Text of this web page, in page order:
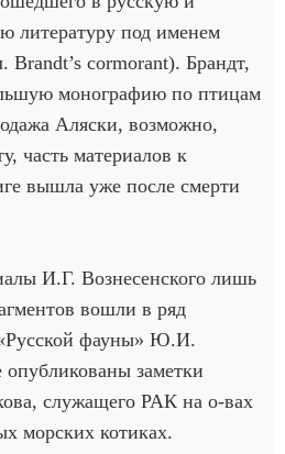
литературу под именем
Brandt’s cormorant). Брандт,
монографию по птицам
Аляски, возможно,
часть материалов к
вышла уже после смерти
И.Г. Вознесенского лишь
вошли в ряд
фауны» Ю.И.
опубликованы заметки
служащего РАК на о-вах
морских котиках.